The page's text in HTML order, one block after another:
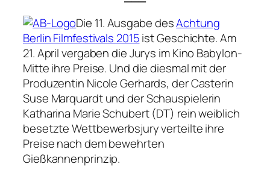
Die 11. Ausgabe desAchtung
Berlin Filmfestivals 2015ist Geschichte. Am
21. April vergaben die Jurys im Kino Babylon-
Mitte ihre Preise. Und die diesmal mit der
Produzentin Nicole Gerhards, der Casterin
Suse Marquardt und der Schauspielerin
Katharina Marie Schubert (DT) rein weiblich
besetzte Wettbewerbsjury verteilte ihre
Preise nach dem bewehrten
Gießkannenprinzip.